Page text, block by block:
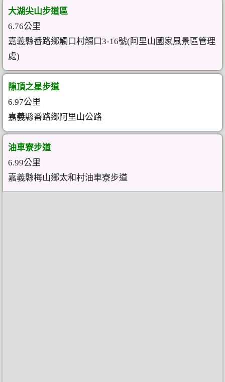
大湖尖山步道區
6.76公里
嘉義縣番路鄉觸口村觸口3-16號(阿里山國家風景區管理
處)
隙頂之星步道
6.97公里
嘉義縣番路鄉阿里山公路
油車寮步道
6.99公里
嘉義縣梅山鄉太和村油車寮步道